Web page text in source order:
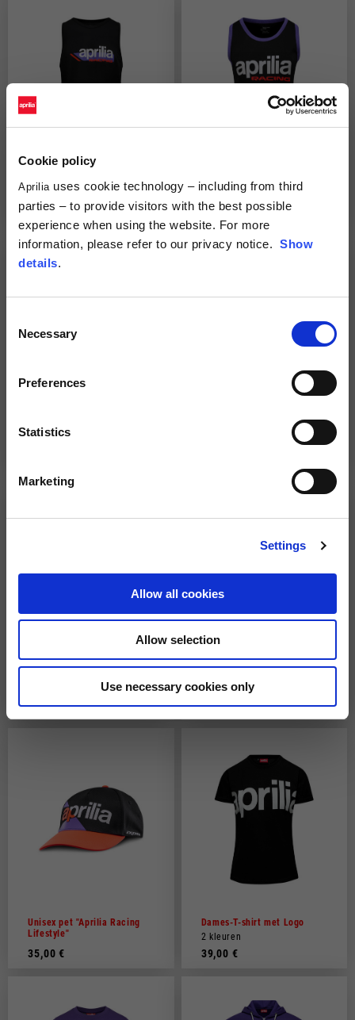
Cookie policy
Aprilia uses cookie technology – including from third
parties – to provide visitors with the best possible
experience when using the website. For more
information, please refer to our privacy notice. Show
details.
Selection
Necessary
Preferences
Statistics
Marketing
Settings
Allow all cookies
Allow selection
Use necessary cookies only
Heren tanktop "Aprilia
Racing Lifestyle"
Dames tanktop "Aprilia
Racing Replica" 2024
Unisex "Aprilia Racing
35,00 €
41"
35,00 €
Unisex pet "Aprilia Racing
Lifestyle"
35,00 €
Dames-T-shirt met Logo
2 kleuren
39,00 €